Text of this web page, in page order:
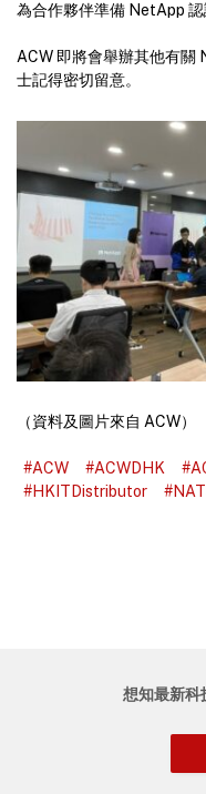
為合作夥伴準備 NetApp 認
ACW 即將會舉辦其他有關
士記得密切留意。
（資料及圖片來自 ACW）
#ACW #ACWDHK
#HKITDistributor
想知最新科